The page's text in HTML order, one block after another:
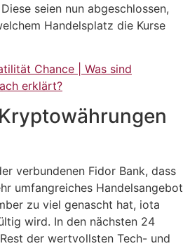
seien nun abgeschlossen,
Handelsplatz die Kurse
Chance | Was sind
erklärt?
verbundenen Fidor Bank, dass
umfangreiches Handelsangebot
zu viel genascht hat, iota
wird. In den nächsten 24
der wertvollsten Tech- und